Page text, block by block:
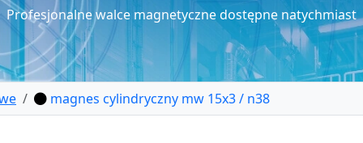
Profesjonalne walce magnetyczne dostępne natychmiast
magnes cylindryczny mw 15x3 / n38